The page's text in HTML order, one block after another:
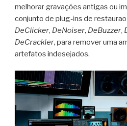
melhorar gravações antigas ou
conjunto de plug-ins de restaurao
DeClicker, DeNoiser, DeBuzzer,
DeCrackler, para remover uma
artefatos indesejados.